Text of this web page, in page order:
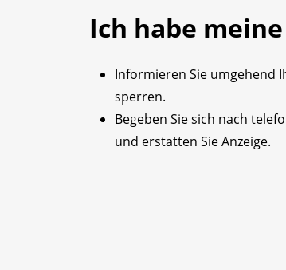
Ich habe
Informieren Sie umgehend
sperren.
Begeben Sie sich nach
und erstatten Sie Anzeige.